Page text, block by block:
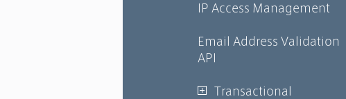
IP Access Management
Email Address Validation
API
Transactional